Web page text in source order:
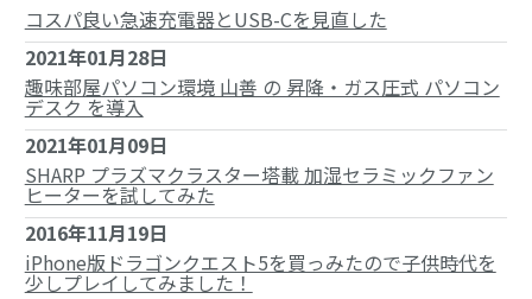
コスパ良い急速充電器とUSB-Cを見直した
2021年01月28日
趣味部屋パソコン環境 山善 の 昇降・ガス圧式 パソコン
デスク を導入
2021年01月09日
SHARP プラズマクラスター塔載 加湿セラミックファン
ヒーターを試してみた
2016年11月19日
iPhone版ドラゴンクエスト5を買っみたので子供時代を
少しプレイしてみました！